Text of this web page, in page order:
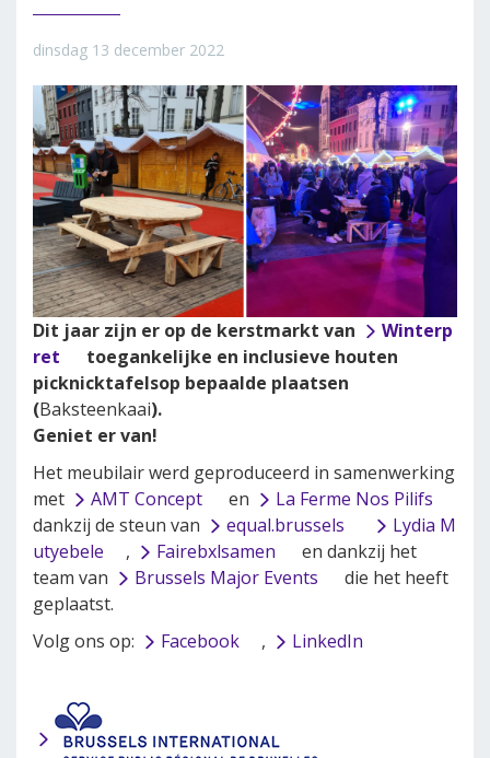
dinsdag 13 december 2022
Dit jaar zijn er op de kerstmarkt van
Winterp
ret
toegankelijke en inclusieve houten
picknicktafelsop bepaalde plaatsen
(Baksteenkaai).
Geniet er van!
Het meubilair werd geproduceerd in samenwerking
met
AMT Concept en
La Ferme Nos Pilifs
dankzij de steun van
equal.brussels
Lydia M
utyebele
, Fairebxlsamen
en dankzij het
team van
Brussels Major Events
die het heeft
geplaatst.
Volg ons op:
Facebook , LinkedIn